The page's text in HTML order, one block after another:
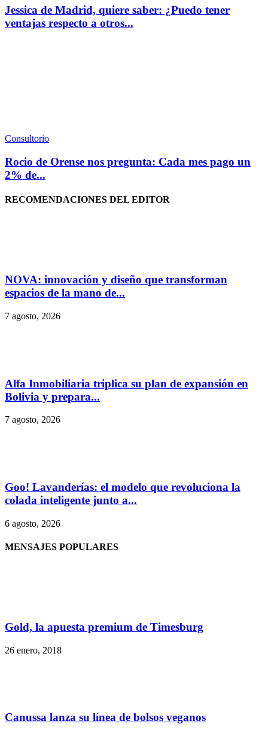
Jessica de Madrid, quiere saber: ¿Puedo tener
ventajas respecto a otros...
Consultorio
Rocio de Orense nos pregunta: Cada mes pago un
2% de...
RECOMENDACIONES DEL EDITOR
NOVA: innovación y diseño que transforman
espacios de la mano de...
7 agosto, 2026
Alfa Inmobiliaria triplica su plan de expansión en
Bolivia y prepara...
7 agosto, 2026
Goo! Lavanderías: el modelo que revoluciona la
colada inteligente junto a...
6 agosto, 2026
MENSAJES POPULARES
Gold, la apuesta premium de Timesburg
26 enero, 2018
Canussa lanza su línea de bolsos veganos